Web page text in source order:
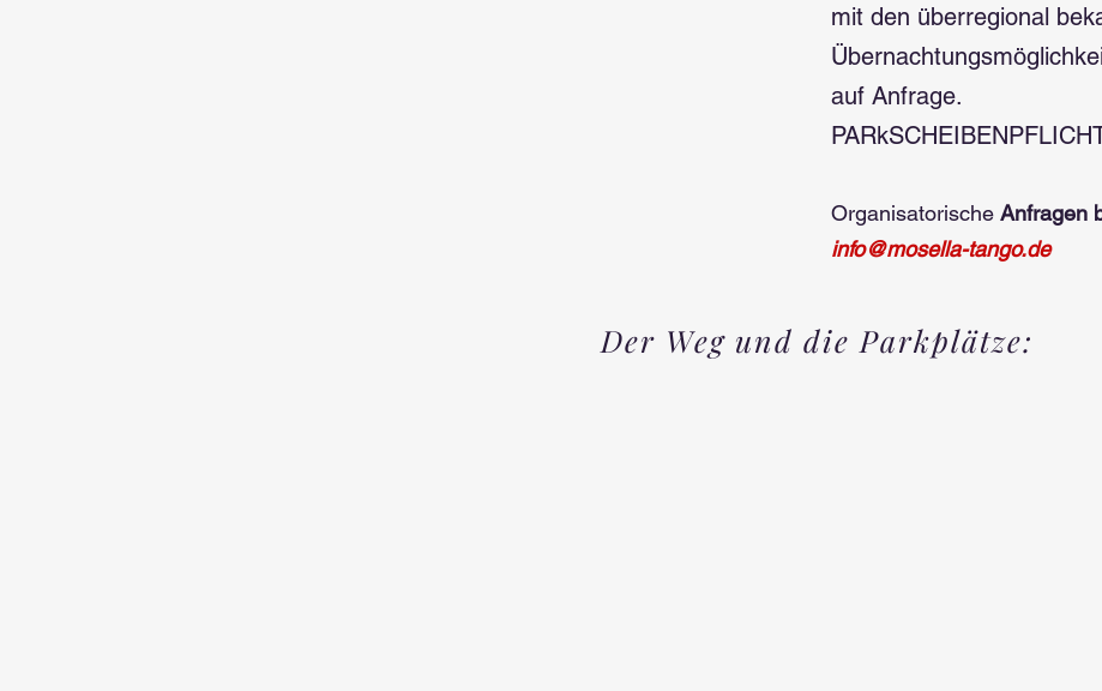
mit den überregional
auf Anfrage.
Organisatorische Anfragen
info@mosella-tango.de
Der Weg und die Parkplätze: